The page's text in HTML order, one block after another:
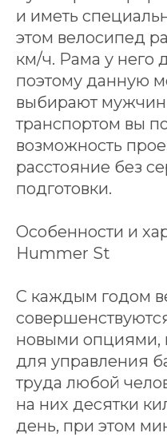
и иметь
этом велосипед
км/ч. Рама у него
поэтому данную
выбирают
транспортом вы
возможность
расстояние без
подготовки.
Особенности и
Hummer St
С каждым годом
новыми опциями,
для управления
труда любой
на них десятки
день, при этом